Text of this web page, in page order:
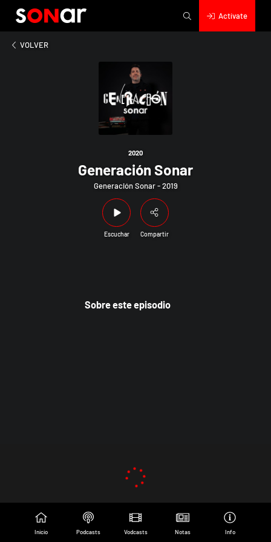
Actívate
VOLVER
2020
Generación Sonar
Generación Sonar - 2019
Escuchar Compartir
2020
Generación Sonar
Sobre este episodio
Inicio Podcasts Vodcasts Notas Info